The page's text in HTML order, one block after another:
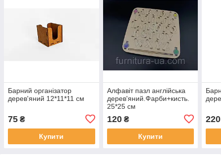
Барний організатор
дерев'яний 12*11*11 см
75 ₴
Купити
Алфавіт пазл англійська
дерев'яний.Фарби+кисть.
25*25 см
120₴
Купити
220